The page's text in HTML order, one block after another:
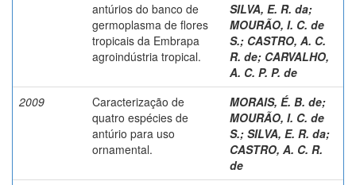
antúrios do banco de
germoplasma de flores
tropicais da Embrapa
agroindústria tropical.
SILVA, E. R. da;
MOURÃO, I. C. de
S.; CASTRO, A. C.
R. de; CARVALHO,
A. C. P. P. de
2009
Caracterização de
quatro espécies de
antúrio para uso
ornamental.
MORAIS, É. B. de;
MOURÃO, I. C. de
S.; SILVA, E. R. da;
CASTRO, A. C. R.
de